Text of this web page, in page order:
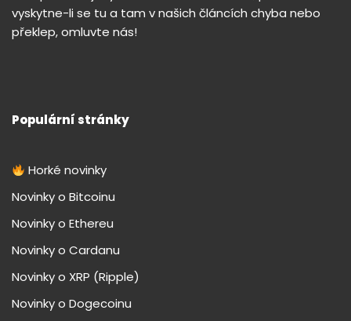
vyskytne-li se tu a tam v našich článcích chyba nebo
překlep, omluvte nás!
Populární stránky
Horké novinky
Novinky o Bitcoinu
Novinky o Ethereu
Novinky o Cardanu
Novinky o XRP (Ripple)
Novinky o Dogecoinu